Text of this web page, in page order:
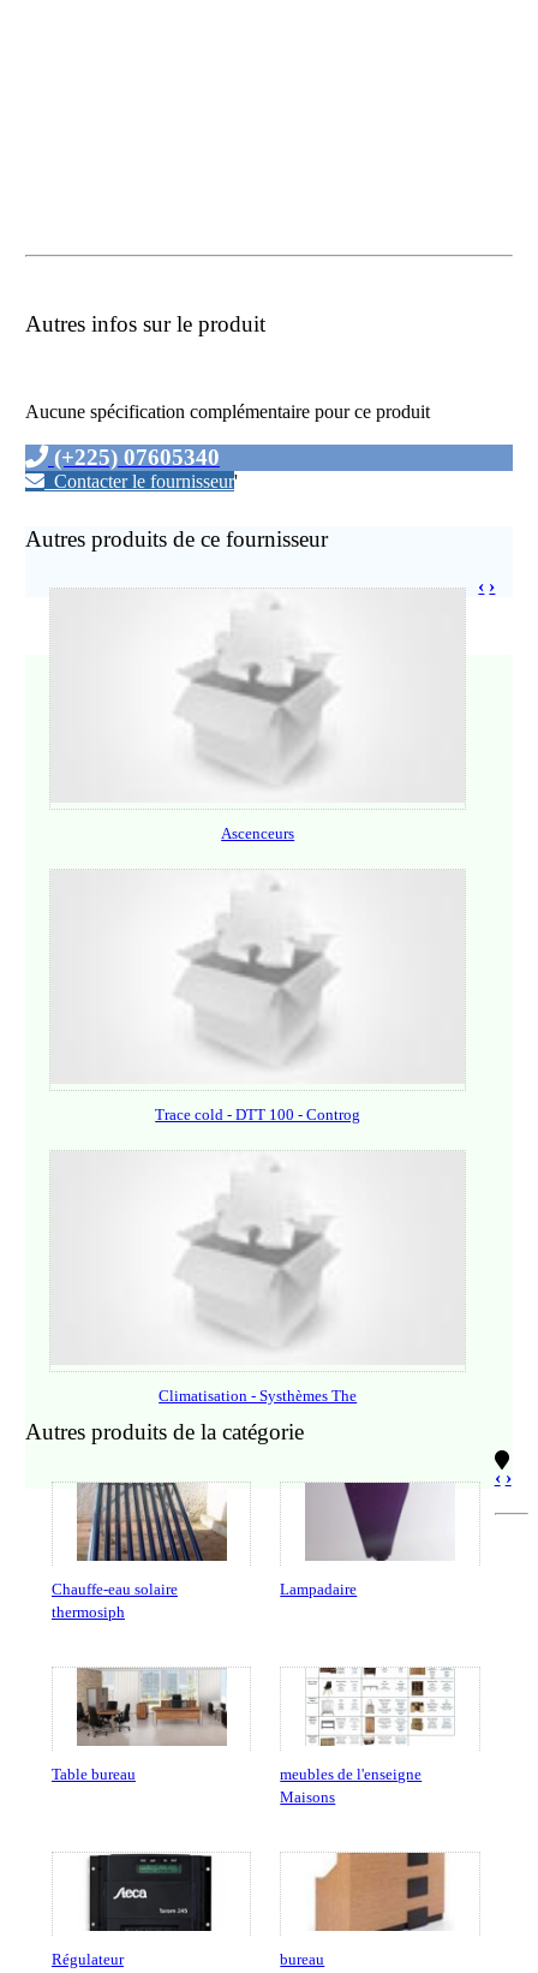
Autres infos sur le produit
Aucune spécification complémentaire pour ce produit
(+225) 07605340
Contacter le fournisseur'
Autres produits de ce fournisseur
Ascenceurs
Trace cold - DTT 100 - Controg
Climatisation - Systhèmes The
‹ ›
Autres produits de la catégorie
Chauffe-eau solaire
thermosiph
Lampadaire
Table bureau
meubles de l'enseigne
Maisons
Régulateur bureau
‹ ›